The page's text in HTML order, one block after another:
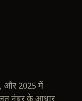
, और 2025 में